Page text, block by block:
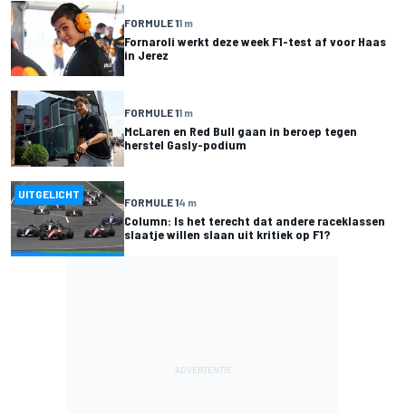
FORMULE 11 m
Fornaroli werkt deze week F1-test af voor Haas
in Jerez
FORMULE 11 m
McLaren en Red Bull gaan in beroep tegen
herstel Gasly-podium
UITGELICHT
FORMULE 14 m
Column: Is het terecht dat andere raceklassen
slaatje willen slaan uit kritiek op F1?